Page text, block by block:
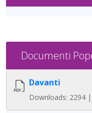
Documenti
Davanti
Downloads: 2294